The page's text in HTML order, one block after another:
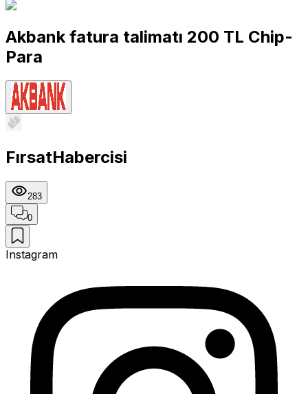
Akbank fatura talimatı 200 TL Chip-
Para
FırsatHabercisi
283
0
Instagram